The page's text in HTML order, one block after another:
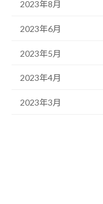
2023年8月
2023年6月
2023年5月
2023年4月
2023年3月